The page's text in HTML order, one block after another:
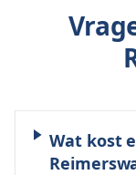
Wat kost